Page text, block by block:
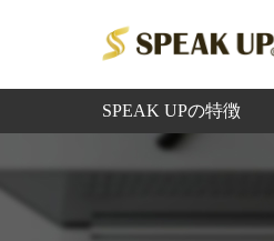
SPEAK UPの特徴